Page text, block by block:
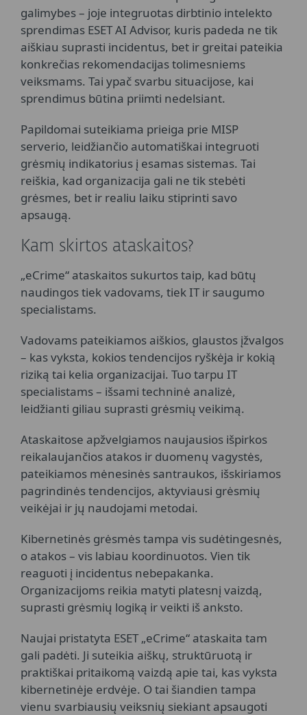
galimybes – joje integruotas dirbtinio intelekto
sprendimas ESET AI Advisor, kuris padeda ne tik
aiškiau suprasti incidentus, bet ir greitai pateikia
konkrečias rekomendacijas tolimesniems
veiksmams. Tai ypač svarbu situacijose, kai
sprendimus būtina priimti nedelsiant.
Papildomai suteikiama prieiga prie MISP
serverio, leidžiančio automatiškai integruoti
grėsmių indikatorius į esamas sistemas. Tai
reiškia, kad organizacija gali ne tik stebėti
grėsmes, bet ir realiu laiku stiprinti savo
apsaugą.
Kam skirtos ataskaitos?
„eCrime“ ataskaitos sukurtos taip, kad būtų
naudingos tiek vadovams, tiek IT ir saugumo
specialistams.
Vadovams pateikiamos aiškios, glaustos įžvalgos
– kas vyksta, kokios tendencijos ryškėja ir kokią
riziką tai kelia organizacijai. Tuo tarpu IT
specialistams – išsami techninė analizė,
leidžianti giliau suprasti grėsmių veikimą.
Ataskaitose apžvelgiamos naujausios išpirkos
reikalaujančios atakos ir duomenų vagystės,
pateikiamos mėnesinės santraukos, išskiriamos
pagrindinės tendencijos, aktyviausi grėsmių
veikėjai ir jų naudojami metodai.
Kibernetinės grėsmės tampa vis sudėtingesnės,
o atakos – vis labiau koordinuotos. Vien tik
reaguoti į incidentus nebepakanka.
Organizacijoms reikia matyti platesnį vaizdą,
suprasti grėsmių logiką ir veikti iš anksto.
Naujai pristatyta ESET „eCrime“ ataskaita tam
gali padėti. Ji suteikia aiškų, struktūruotą ir
praktiškai pritaikomą vaizdą apie tai, kas vyksta
kibernetinėje erdvėje. O tai šiandien tampa
vienu svarbiausių veiksnių siekiant apsaugoti